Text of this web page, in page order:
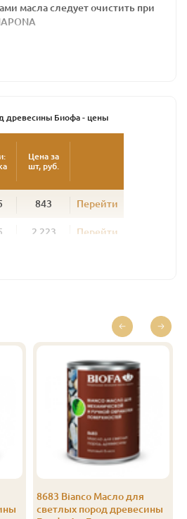
масла следует очистить при
антистатическую,
Масло BIOFA 8683 Bianco
дуба, а также хвойных пород.
цвет, что создает эффект
древесины Биофа - цены
Цена за
шт, руб.
843 Перейти
2 223 Перейти
Перейти
8683 Bianco Масло для
светлых пород древесины